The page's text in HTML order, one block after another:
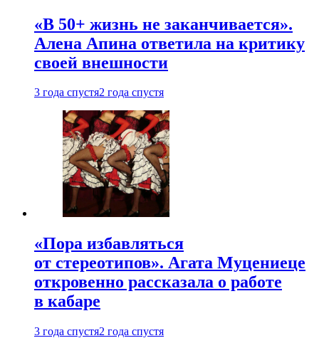
«В 50+ жизнь не заканчивается».
Алена Апина ответила на критику
своей внешности
3 года спустя2 года спустя
«Пора избавляться
от стереотипов». Агата Муцениеце
откровенно рассказала о работе
в кабаре
3 года спустя2 года спустя